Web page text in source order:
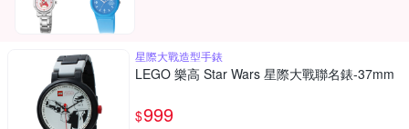
星際大戰造型手錶
LEGO 樂高 Star Wars 星際大戰聯名錶-37mm
$999